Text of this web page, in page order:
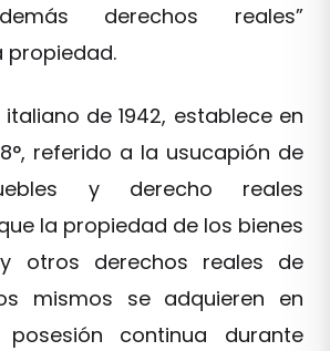
derechos reales”
propiedad.
italiano de 1942, establece en
referido a la usucapión de
y derecho reales
la propiedad de los bienes
otros derechos reales de
mismos se adquieren en
continua durante